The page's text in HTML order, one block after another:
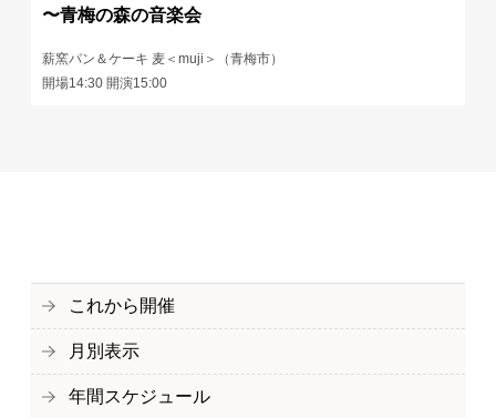
〜青梅の森の音楽会
薪窯パン＆ケーキ 麦＜muji＞（青梅市）
開場14:30 開演15:00
これから開催
月別表示
年間スケジュール